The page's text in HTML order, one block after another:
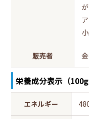
販売者
栄養成分表示（
エネルギー